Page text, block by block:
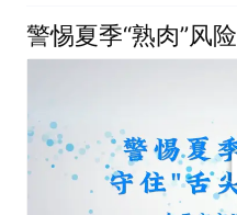
警惕夏季“熟肉”风险